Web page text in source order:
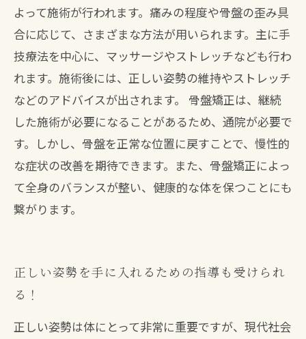
よって施術が行われます。痛みの程度や骨盤の歪み具
合に応じて、さまざまな方法が用いられます。主に手
技療法を中心に、マッサージやストレッチなども行わ
れます。施術後には、正しい姿勢の維持やストレッチ
などのアドバイスが出されます。 骨盤矯正は、継続
した施術が必要になることがあるため、通院が必要で
す。しかし、骨盤を正常な位置に戻すことで、慢性的
な症状の改善を期待できます。また、骨盤矯正によっ
て全身のバランスが整い、健康的な体を保つことにも
繋がります。
正しい姿勢を手に入れるための指導も受けられ
る！
正しい姿勢は体にとって非常に重要ですが、現代社会